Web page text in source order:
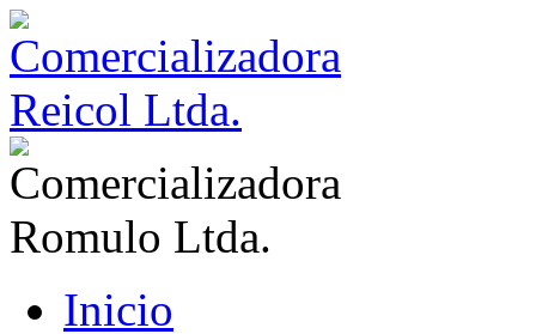
Inicio